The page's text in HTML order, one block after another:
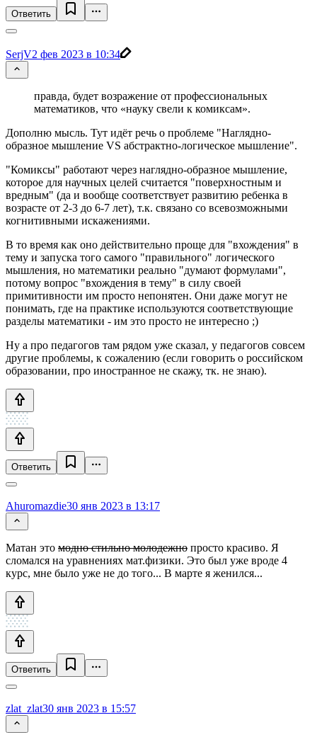
Ответить
SerjV2 фев 2023 в 10:34
правда, будет возражение от профессиональных
математиков, что «науку свели к комиксам».
Дополню мысль. Тут идёт речь о проблеме "Наглядно-
образное мышление VS абстрактно-логическое мышление".
"Комиксы" работают через наглядно-образное мышление,
которое для научных целей считается "поверхностным и
вредным" (да и вообще соответствует развитию ребенка в
возрасте от 2-3 до 6-7 лет), т.к. связано со всевозможными
когнитивными искажениями.
В то время как оно действительно проще для "вхождения" в
тему и запуска того самого "правильного" логического
мышления, но математики реально "думают формулами",
потому вопрос "вхождения в тему" в силу своей
примитивности им просто непонятен. Они даже могут не
понимать, где на практике используются соответствующие
разделы математики - им это просто не интересно ;)
Ну а про педагогов там рядом уже сказал, у педагогов совсем
другие проблемы, к сожалению (если говорить о российском
образовании, про иностранное не скажу, тк. не знаю).
Ответить
Ahuromazdie30 янв 2023 в 13:17
Матан это модно стильно молодежно просто красиво. Я
сломался на уравнениях мат.физики. Это был уже вроде 4
курс, мне было уже не до того... В марте я женился...
Ответить
zlat_zlat30 янв 2023 в 15:57